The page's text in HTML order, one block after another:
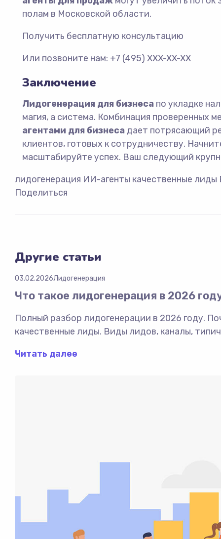
полам в Московской области.
Получить бесплатную консультацию
Или позвоните нам: +7 (495) XXX-XX-XX
Заключение
Лидогенерация для бизнеса по укладке
магия, а система. Комбинация проверенных
агентами для бизнеса дает потрясающий
клиентов, готовых к сотрудничеству.
масштабируйте успех. Ваш следующий
лидогенерация ИИ-агенты качественные лиды
Поделиться
Другие статьи
03.02.2026Лидогенерация
Что такое лидогенерация в 2026
Полный разбор лидогенерации в 2026 году.
качественные лиды. Виды лидов, каналы,
Читать далее